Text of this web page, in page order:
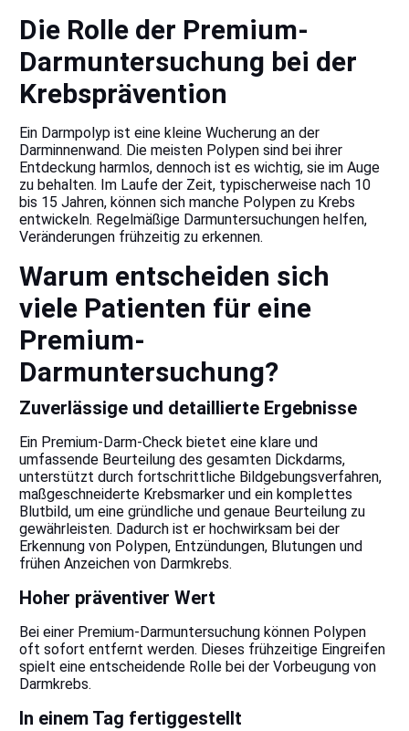
Die Rolle der Premium-
Darmuntersuchung bei der
Krebsprävention
Ein Darmpolyp ist eine kleine Wucherung an der
Darminnenwand. Die meisten Polypen sind bei ihrer
Entdeckung harmlos, dennoch ist es wichtig, sie im Auge
zu behalten. Im Laufe der Zeit, typischerweise nach 10
bis 15 Jahren, können sich manche Polypen zu Krebs
entwickeln. Regelmäßige Darmuntersuchungen helfen,
Veränderungen frühzeitig zu erkennen.
Warum entscheiden sich
viele Patienten für eine
Premium-
Darmuntersuchung?
Zuverlässige und detaillierte Ergebnisse
Ein Premium-Darm-Check bietet eine klare und
umfassende Beurteilung des gesamten Dickdarms,
unterstützt durch fortschrittliche Bildgebungsverfahren,
maßgeschneiderte Krebsmarker und ein komplettes
Blutbild, um eine gründliche und genaue Beurteilung zu
gewährleisten. Dadurch ist er hochwirksam bei der
Erkennung von Polypen, Entzündungen, Blutungen und
frühen Anzeichen von Darmkrebs.
Hoher präventiver Wert
Bei einer Premium-Darmuntersuchung können Polypen
oft sofort entfernt werden. Dieses frühzeitige Eingreifen
spielt eine entscheidende Rolle bei der Vorbeugung von
Darmkrebs.
In einem Tag fertiggestellt